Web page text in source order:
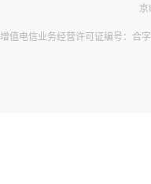
增值电信业务经营许可证编号：合